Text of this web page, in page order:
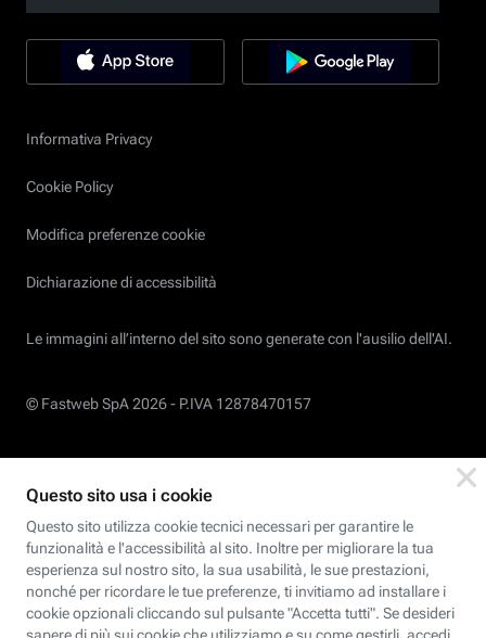
Informativa Privacy
Cookie Policy
Modifica preferenze cookie
Dichiarazione di accessibilità
Le immagini all’interno del sito sono generate con l'ausilio dell'AI.
© Fastweb SpA 2026 - P.IVA 12878470157